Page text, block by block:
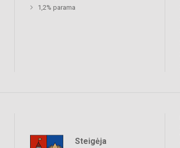
1,2% parama
Steigėja